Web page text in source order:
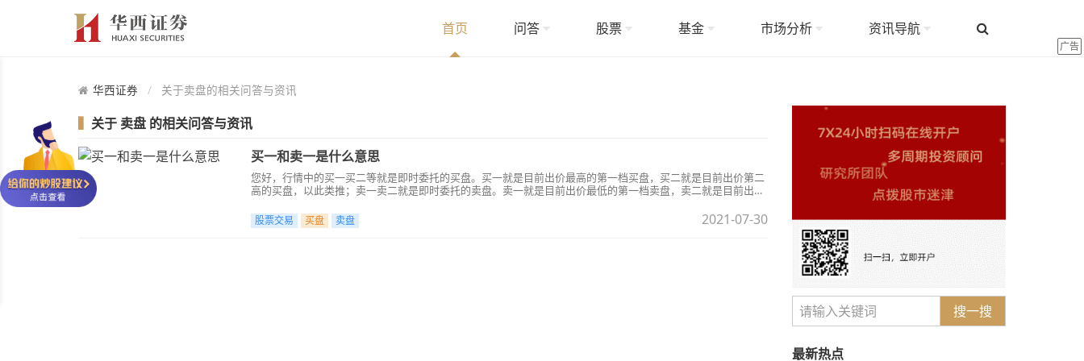
首页 问答 股票 基金 市场分析 资讯导航
广告
华西证券 关于卖盘的相关问答与资讯
关于 卖盘 的相关问答与资讯
买一和卖一是什么意思
您好，行情中的买一买二等就是即时委托的买盘。买一就是目前出价最高的第一档买盘，买二就是目前出价第二
高的买盘，以此类推；卖一卖二就是即时委托的卖盘。卖一就是目前出价最低的第一档卖盘，卖二就是目前出价
股票交易 买盘 卖盘 2021-07-30
搜一搜
最新热点